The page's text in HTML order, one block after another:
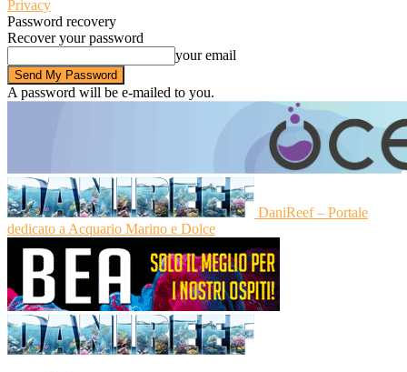
Privacy
Password recovery
Recover your password
your email
A password will be e-mailed to you.
DaniReef – Portale
dedicato a Acquario Marino e Dolce